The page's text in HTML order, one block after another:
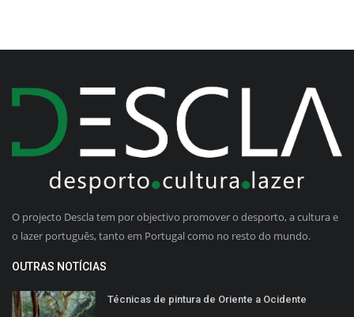
O projecto Descla tem por objectivo promover o desporto, a cultura e
o lazer português, tanto em Portugal como no resto do mundo.
OUTRAS NOTÍCIAS
Técnicas de pintura de Oriente a Ocidente